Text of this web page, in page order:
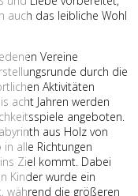
auch das leibliche Wohl
Vereine
durch die
Aktivitäten
acht Jahren werden
angeboten.
aus Holz von
alle Richtungen
Ziel kommt. Dabei
Kinder wurde ein
während die größeren